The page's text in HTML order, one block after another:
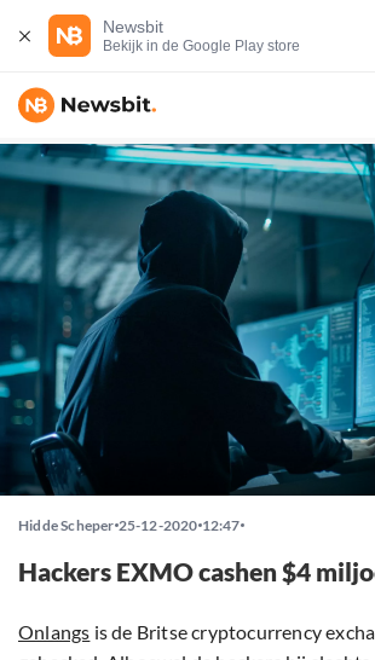
Newsbit
Bekijk in de Google Play store
Hidde Scheper 25-12-2020 12:47
Hackers EXMO cashen $4
Onlangs is de Britse cryptocurrency